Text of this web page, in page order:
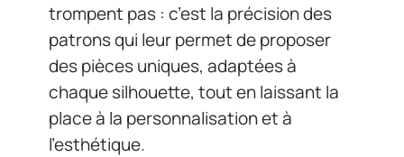
trompent pas : c’est la précision des
patrons qui leur permet de proposer
des pièces uniques, adaptées à
chaque silhouette, tout en laissant la
place à la personnalisation et à
l’esthétique.